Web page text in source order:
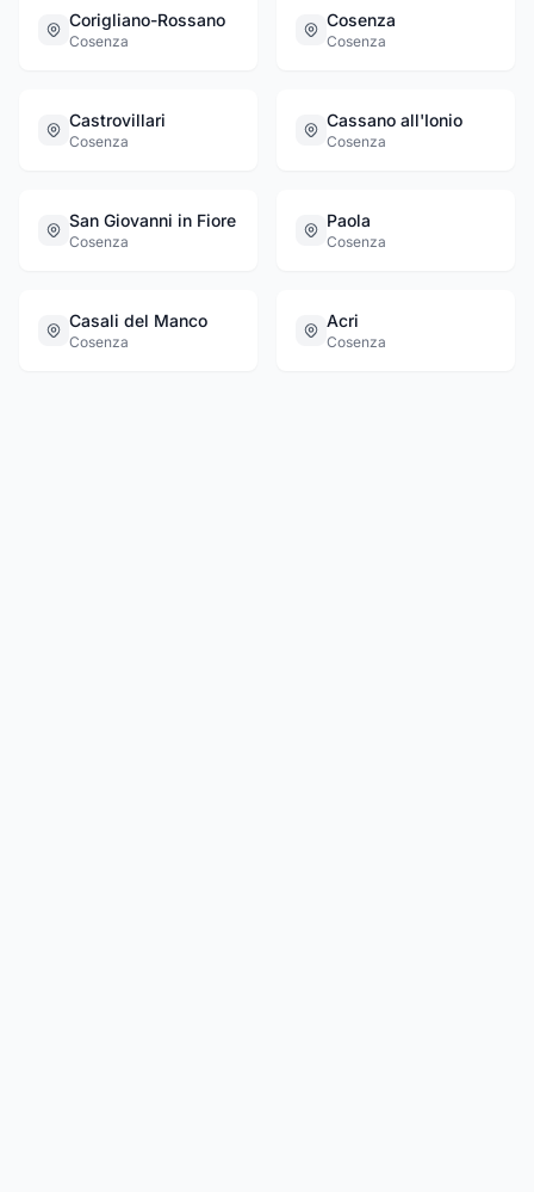
Corigliano-Rossano
Cosenza
Cosenza
Cosenza
Castrovillari
Cosenza
Cassano all'Ionio
Cosenza
San Giovanni in Fiore
Cosenza
Paola
Cosenza
Casali del Manco
Cosenza
Acri
Cosenza